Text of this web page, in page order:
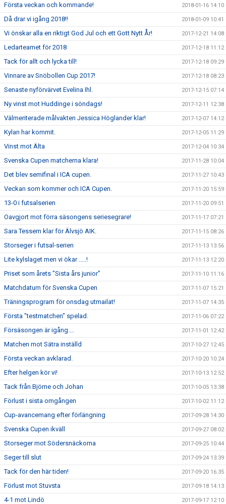
Första veckan och kommande! 2018-01-16 14:10
Då drar vi igång 2018!! 2018-01-09 10:41
Vi önskar alla en riktigt God Jul och ett Gott Nytt År! 2017-12-21 14:08
Ledarteamet för 2018 2017-12-18 11:12
Tack för allt och lycka till! 2017-12-18 09:29
Vinnare av Snöbollen Cup 2017! 2017-12-18 08:23
Senaste nyförvärvet Evelina Ihl. 2017-12-15 07:14
Ny vinst mot Huddinge i söndags! 2017-12-11 12:38
Välmeriterade målvakten Jessica Höglander klar! 2017-12-07 14:12
Kylan har kommit. 2017-12-05 11:29
Vinst mot Älta 2017-12-04 10:34
Svenska Cupen matcherna klara! 2017-11-28 10:04
Det blev semifinal i ICA cupen. 2017-11-27 10:43
Veckan som kommer och ICA Cupen. 2017-11-20 15:59
13-0 i futsalserien 2017-11-20 09:51
Oavgjort mot förra säsongens seriesegrare! 2017-11-17 07:21
Sara Tessem klar för Älvsjö AIK. 2017-11-15 08:26
Storseger i futsal-serien 2017-11-13 13:56
Lite kylslaget men vi ökar .....! 2017-11-13 12:20
Priset som årets "Sista års junior" 2017-11-10 11:16
Matchdatum för Svenska Cupen 2017-11-07 15:21
Träningsprogram för onsdag utmailat! 2017-11-07 14:35
Första "testmatchen" spelad. 2017-11-06 07:22
Försäsongen är igång.... 2017-11-01 12:42
Matchen mot Sätra inställd 2017-10-27 12:45
Första veckan avklarad. 2017-10-20 10:24
Efter helgen kör vi! 2017-10-13 12:52
Tack från Björne och Johan 2017-10-05 13:38
Förlust i sista omgången 2017-10-02 11:12
Cup-avancemang efter förlängning 2017-09-28 14:30
Svenska Cupen ikväll 2017-09-27 08:02
Storseger mot Södersnäckorna 2017-09-25 10:44
Seger till slut 2017-09-24 13:39
Tack för den här tiden! 2017-09-20 16:35
Förlust mot Stuvsta 2017-09-18 14:13
4-1 mot Lindö 2017-09-17 12:10